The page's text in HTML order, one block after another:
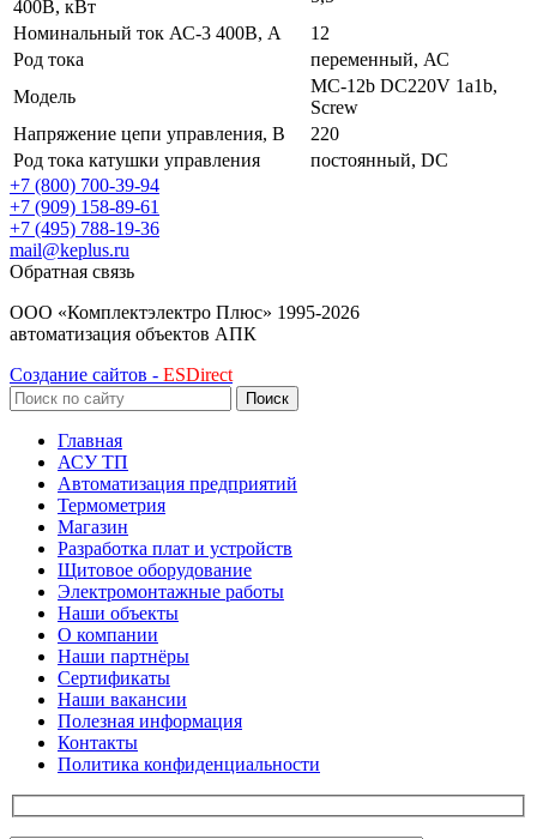
400В, кВт
Номинальный ток АС-3 400В, А
12
Род тока
переменный, АС
Модель
MC-12b DC220V 1a1b,
Screw
Напряжение цепи управления, В
220
Род тока катушки управления
постоянный, DC
+7 (800) 700-39-94
+7 (909) 158-89-61
+7 (495) 788-19-36
mail@keplus.ru
Обратная связь
ООО «Комплектэлектро Плюс» 1995-2026
автоматизация объектов АПК
Создание сайтов - ESDirect
Поиск
Главная
АСУ ТП
Автоматизация предприятий
Термометрия
Магазин
Разработка плат и устройств
Щитовое оборудование
Электромонтажные работы
Наши объекты
О компании
Наши партнёры
Сертификаты
Наши вакансии
Полезная информация
Контакты
Политика конфиденциальности